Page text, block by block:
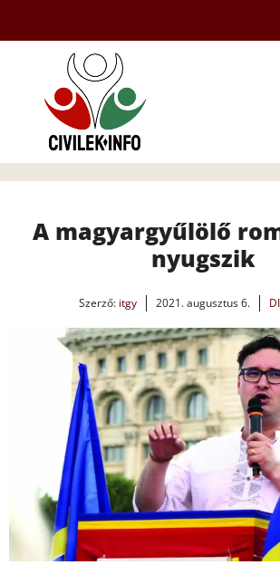
tartalomba
A magyargyűlölő
nyugszik
Szerző: itgy 2021. augusztus 6.